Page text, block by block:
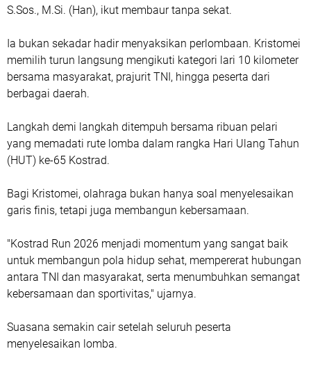
S.Sos., M.Si. (Han), ikut membaur tanpa sekat.
Ia bukan sekadar hadir menyaksikan perlombaan. Kristomei
memilih turun langsung mengikuti kategori lari 10 kilometer
bersama masyarakat, prajurit TNI, hingga peserta dari
berbagai daerah.
Langkah demi langkah ditempuh bersama ribuan pelari
yang memadati rute lomba dalam rangka Hari Ulang Tahun
(HUT) ke-65 Kostrad.
Bagi Kristomei, olahraga bukan hanya soal menyelesaikan
garis finis, tetapi juga membangun kebersamaan.
"Kostrad Run 2026 menjadi momentum yang sangat baik
untuk membangun pola hidup sehat, mempererat hubungan
antara TNI dan masyarakat, serta menumbuhkan semangat
kebersamaan dan sportivitas," ujarnya.
Suasana semakin cair setelah seluruh peserta
menyelesaikan lomba.